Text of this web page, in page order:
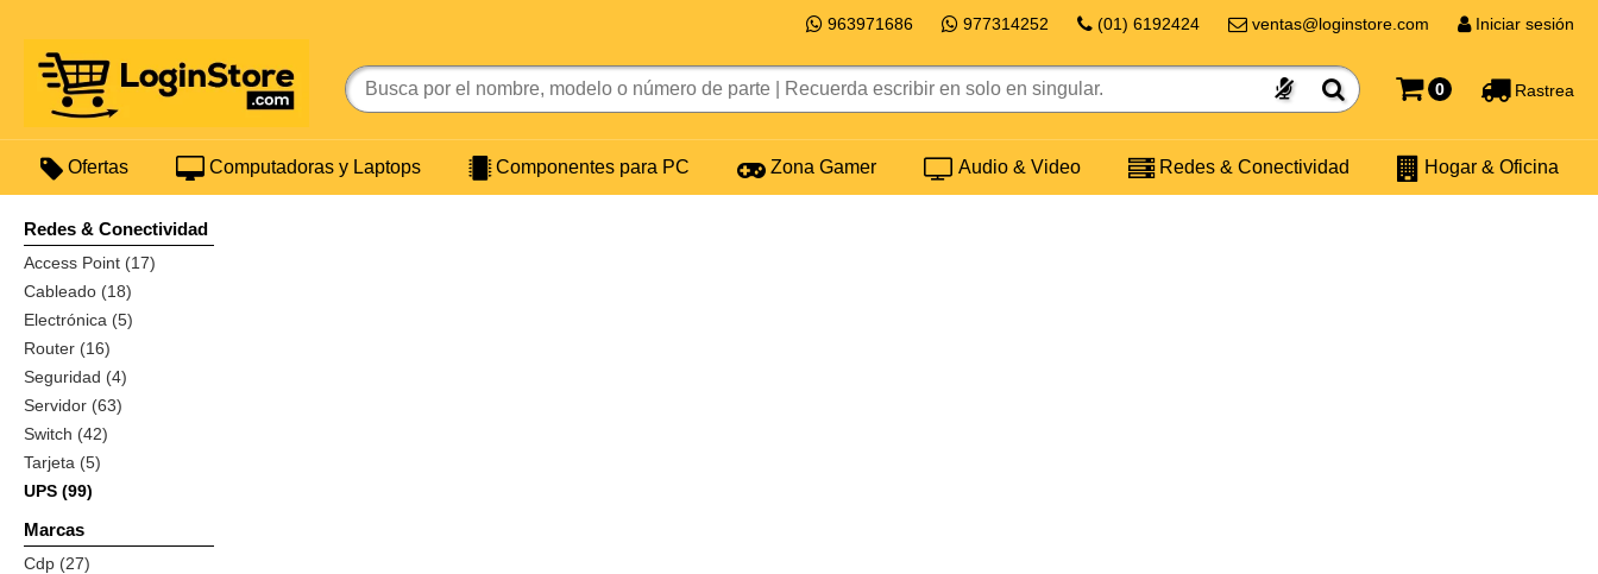
963971686 977314252 (01) 6192424 ventas@loginstore.com Iniciar sesión
0 Rastrea
Ofertas Computadoras y Laptops Componentes para PC Zona Gamer Audio & Video Redes & Conectividad Hogar & Oficina
Redes & Conectividad
Access Point (17)
Cableado (18)
Electrónica (5)
Router (16)
Seguridad (4)
Servidor (63)
Switch (42)
Tarjeta (5)
UPS (99)
Marcas
Cdp (27)